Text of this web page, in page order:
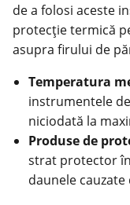
de a folosi aceste
protecție termică
asupra firului de
Temperatura
instrumentele
niciodată la
Produse de
strat protector
daunele cauzate